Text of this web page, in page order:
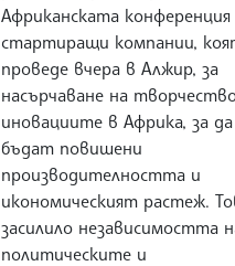
Африканската конференция
стартиращи компании,
проведе вчера в Алжир, за
насърчаване на
иновациите в Африка, за да
бъдат повишени
производителността и
икономическият растеж.
засилило независимостта
политическите и